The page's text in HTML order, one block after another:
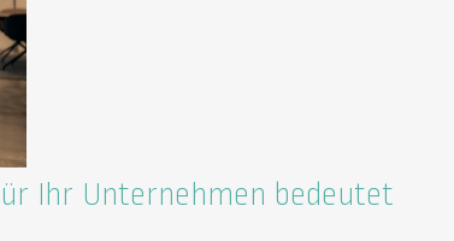
Ihr Unternehmen bedeutet